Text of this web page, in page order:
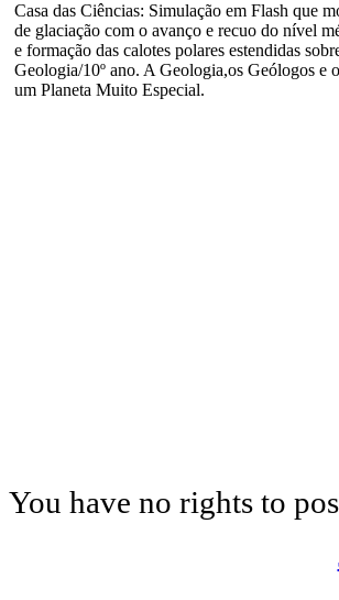
Casa das Ciências: Simulação em Flash que
de glaciação com o avanço e recuo do nível
e formação das calotes polares estendidas
Geologia/10º ano. A Geologia,os Geólogos e
um Planeta Muito Especial.
You have no rights to